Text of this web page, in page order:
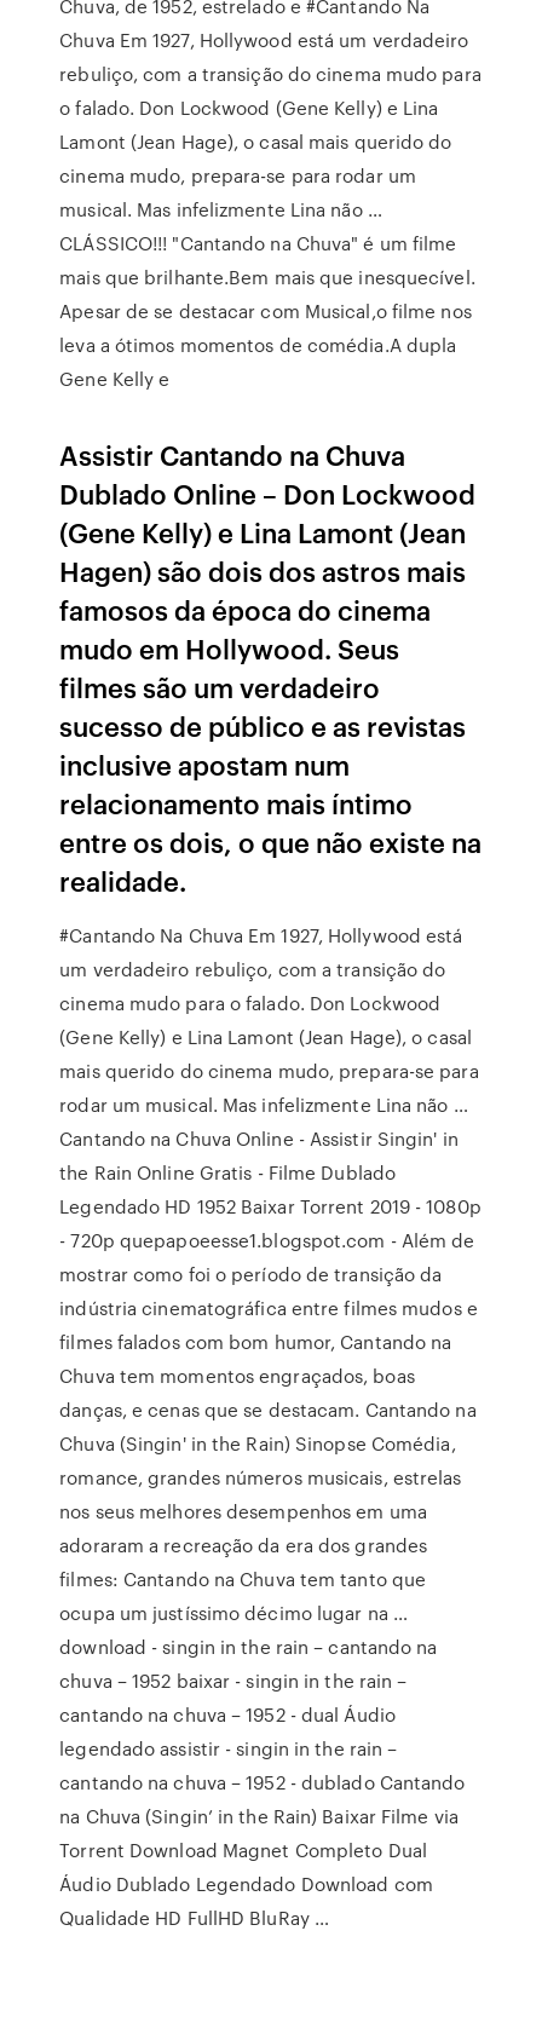
Chuva, de 1952, estrelado e #Cantando Na
Chuva Em 1927, Hollywood está um verdadeiro
rebuliço, com a transição do cinema mudo para
o falado. Don Lockwood (Gene Kelly) e Lina
Lamont (Jean Hage), o casal mais querido do
cinema mudo, prepara-se para rodar um
musical. Mas infelizmente Lina não …
CLÁSSICO!!! "Cantando na Chuva" é um filme
mais que brilhante.Bem mais que inesquecível.
Apesar de se destacar com Musical,o filme nos
leva a ótimos momentos de comédia.A dupla
Gene Kelly e
Assistir Cantando na Chuva
Dublado Online – Don Lockwood
(Gene Kelly) e Lina Lamont (Jean
Hagen) são dois dos astros mais
famosos da época do cinema
mudo em Hollywood. Seus
filmes são um verdadeiro
sucesso de público e as revistas
inclusive apostam num
relacionamento mais íntimo
entre os dois, o que não existe na
realidade.
#Cantando Na Chuva Em 1927, Hollywood está
um verdadeiro rebuliço, com a transição do
cinema mudo para o falado. Don Lockwood
(Gene Kelly) e Lina Lamont (Jean Hage), o casal
mais querido do cinema mudo, prepara-se para
rodar um musical. Mas infelizmente Lina não …
Cantando na Chuva Online - Assistir Singin' in
the Rain Online Gratis - Filme Dublado
Legendado HD 1952 Baixar Torrent 2019 - 1080p
- 720p quepapoeesse1.blogspot.com - Além de
mostrar como foi o período de transição da
indústria cinematográfica entre filmes mudos e
filmes falados com bom humor, Cantando na
Chuva tem momentos engraçados, boas
danças, e cenas que se destacam. Cantando na
Chuva (Singin' in the Rain) Sinopse Comédia,
romance, grandes números musicais, estrelas
nos seus melhores desempenhos em uma
adoraram a recreação da era dos grandes
filmes: Cantando na Chuva tem tanto que
ocupa um justíssimo décimo lugar na …
download - singin in the rain – cantando na
chuva – 1952 baixar - singin in the rain –
cantando na chuva – 1952 - dual Áudio
legendado assistir - singin in the rain –
cantando na chuva – 1952 - dublado Cantando
na Chuva (Singin’ in the Rain) Baixar Filme via
Torrent Download Magnet Completo Dual
Áudio Dublado Legendado Download com
Qualidade HD FullHD BluRay …